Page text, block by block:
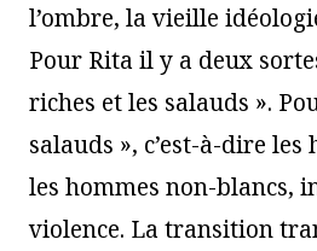
l’ombre, la vieille
Pour Rita il y a deux
riches et les salauds ».
salauds », c’est-à-dire
les hommes non-blancs,
violence. La transition